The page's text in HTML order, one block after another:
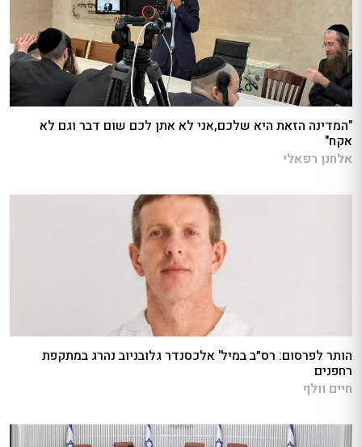
"המדינה הזאת היא שלכם,אני לא אתן לכם שום דבר וגם לא
אקח"
אלחנן רפאלי
הותר לפרסום: רס״ב במיל' אלכסנדר גלובניוב נהרג במתקפת
רחפנים
חיים וולף